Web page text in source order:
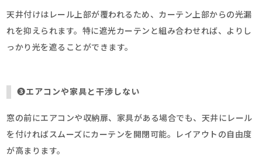
天井付けはレール上部が覆われるため、カーテン上部からの光漏
れを抑えられます。特に遮光カーテンと組み合わせれば、よりし
っかり光を遮ることができます。
➌エアコンや家具と干渉しない
窓の前にエアコンや収納扉、家具がある場合でも、天井にレール
を付ければスムーズにカーテンを開閉可能。レイアウトの自由度
が高まります。